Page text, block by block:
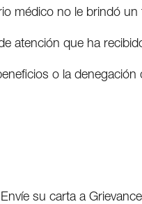
médico no le brindó un
atención que ha
o la denegación
su carta a